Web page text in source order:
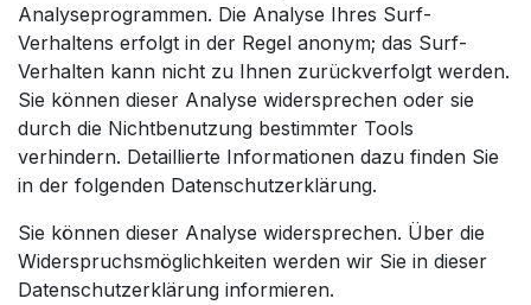
Analyseprogrammen. Die Analyse Ihres Surf-
Verhaltens erfolgt in der Regel anonym; das Surf-
Verhalten kann nicht zu Ihnen zurückverfolgt werden.
Sie können dieser Analyse widersprechen oder sie
durch die Nichtbenutzung bestimmter Tools
verhindern. Detaillierte Informationen dazu finden Sie
in der folgenden Datenschutzerklärung.
Sie können dieser Analyse widersprechen. Über die
Widerspruchsmöglichkeiten werden wir Sie in dieser
Datenschutzerklärung informieren.